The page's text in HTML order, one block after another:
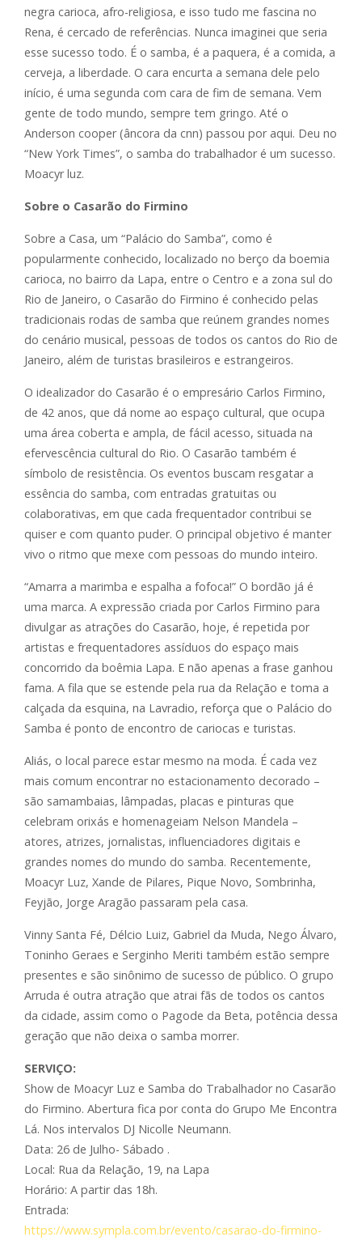
negra carioca, afro-religiosa, e isso tudo me fascina no
Rena, é cercado de referências. Nunca imaginei que seria
esse sucesso todo. É o samba, é a paquera, é a comida, a
cerveja, a liberdade. O cara encurta a semana dele pelo
início, é uma segunda com cara de fim de semana. Vem
gente de todo mundo, sempre tem gringo. Até o
Anderson cooper (âncora da cnn) passou por aqui. Deu no
“New York Times”, o samba do trabalhador é um sucesso.
Moacyr luz.
Sobre o Casarão do Firmino
Sobre a Casa, um “Palácio do Samba”, como é
popularmente conhecido, localizado no berço da boemia
carioca, no bairro da Lapa, entre o Centro e a zona sul do
Rio de Janeiro, o Casarão do Firmino é conhecido pelas
tradicionais rodas de samba que reúnem grandes nomes
do cenário musical, pessoas de todos os cantos do Rio de
Janeiro, além de turistas brasileiros e estrangeiros.
O idealizador do Casarão é o empresário Carlos Firmino,
de 42 anos, que dá nome ao espaço cultural, que ocupa
uma área coberta e ampla, de fácil acesso, situada na
efervescência cultural do Rio. O Casarão também é
símbolo de resistência. Os eventos buscam resgatar a
essência do samba, com entradas gratuitas ou
colaborativas, em que cada frequentador contribui se
quiser e com quanto puder. O principal objetivo é manter
vivo o ritmo que mexe com pessoas do mundo inteiro.
“Amarra a marimba e espalha a fofoca!” O bordão já é
uma marca. A expressão criada por Carlos Firmino para
divulgar as atrações do Casarão, hoje, é repetida por
artistas e frequentadores assíduos do espaço mais
concorrido da boêmia Lapa. E não apenas a frase ganhou
fama. A fila que se estende pela rua da Relação e toma a
calçada da esquina, na Lavradio, reforça que o Palácio do
Samba é ponto de encontro de cariocas e turistas.
Aliás, o local parece estar mesmo na moda. É cada vez
mais comum encontrar no estacionamento decorado –
são samambaias, lâmpadas, placas e pinturas que
celebram orixás e homenageiam Nelson Mandela –
atores, atrizes, jornalistas, influenciadores digitais e
grandes nomes do mundo do samba. Recentemente,
Moacyr Luz, Xande de Pilares, Pique Novo, Sombrinha,
Feyjão, Jorge Aragão passaram pela casa.
Vinny Santa Fé, Délcio Luiz, Gabriel da Muda, Nego Álvaro,
Toninho Geraes e Serginho Meriti também estão sempre
presentes e são sinônimo de sucesso de público. O grupo
Arruda é outra atração que atrai fãs de todos os cantos
da cidade, assim como o Pagode da Beta, potência dessa
geração que não deixa o samba morrer.
SERVIÇO:
Show de Moacyr Luz e Samba do Trabalhador no Casarão
do Firmino. Abertura fica por conta do Grupo Me Encontra
Lá. Nos intervalos DJ Nicolle Neumann.
Data: 26 de Julho- Sábado .
Local: Rua da Relação, 19, na Lapa
Horário: A partir das 18h.
Entrada:
https://www.sympla.com.br/evento/casarao-do-firmino-